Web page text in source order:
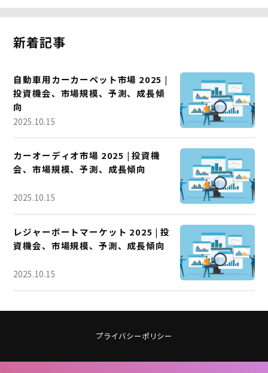
新着記事
自動車用カーカーペット市場 2025 |
投資機会、市場規模、予測、成長傾
向
2025.10.15
カーオーディオ市場 2025 | 投資機
会、市場規模、予測、成長傾向
2025.10.15
レジャーボートマーケット 2025 | 投
資機会、市場規模、予測、成長傾向
2025.10.15
プライバシーポリシー